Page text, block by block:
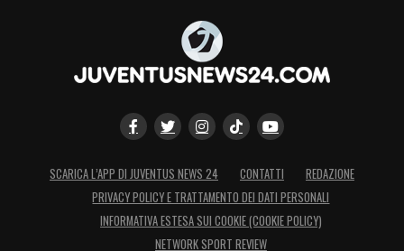
SCARICA L’APP DI JUVENTUS NEWS 24 CONTATTI
REDAZIONE
PRIVACY POLICY E TRATTAMENTO DEI DATI PERSONALI
INFORMATIVA ESTESA SUI COOKIE (COOKIE POLICY)
NETWORK SPORT REVIEW